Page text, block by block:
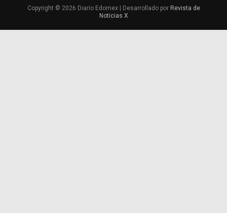
Copyright © 2026 Diario Edomex | Desarrollado por Revista de
Noticias X